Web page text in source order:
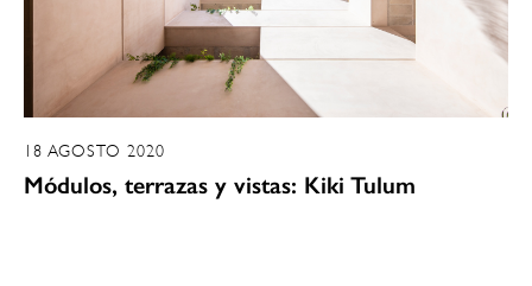
18 AGOSTO 2020
Módulos, terrazas y vistas: Kiki Tulum